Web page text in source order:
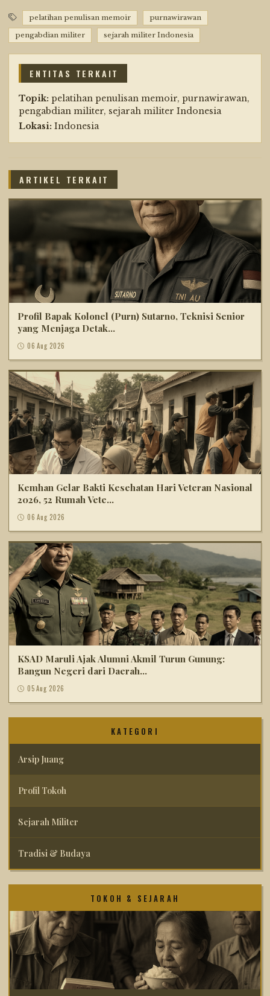
pelatihan penulisan memoir purnawirawan
pengabdian militer sejarah militer Indonesia
ENTITAS TERKAIT
Topik: pelatihan penulisan memoir, purnawirawan,
pengabdian militer, sejarah militer Indonesia
Lokasi: Indonesia
ARTIKEL TERKAIT
Profil Bapak Kolonel (Purn) Sutarno, Teknisi Senior
yang Menjaga Detak...
06 Aug 2026
Kemhan Gelar Bakti Kesehatan Hari Veteran Nasional
2026, 52 Rumah Vete...
06 Aug 2026
KSAD Maruli Ajak Alumni Akmil Turun Gunung:
Bangun Negeri dari Daerah...
05 Aug 2026
KATEGORI
Arsip Juang
Profil Tokoh
Sejarah Militer
Tradisi & Budaya
TOKOH & SEJARAH